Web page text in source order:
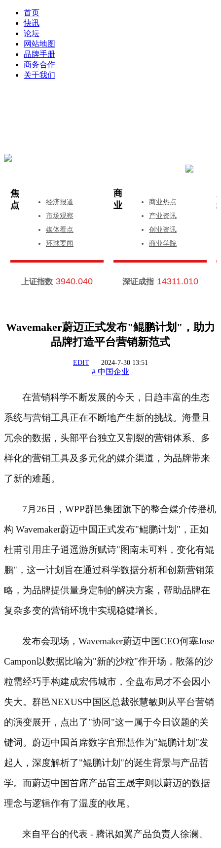
首页
快讯
论坛
网站地图
品牌手册
商务合作
关于我们
焦
点
经济报道
市场观察
媒体看点
环球要闻
商
业
商业热点
产业资讯
创业资讯
商业学院
上证指数 3940.040 深证成指 14311.010
Wavemaker蔚迈正式发布"鲲鹏计划"，助力
品牌打造平台营销新范式
EDIT 2024-7-30 13:51
# 中国企业
在营销科学不断发展的今天，日趋丰富的生态
系统与营销工具正在不断地产生新的挑战。海量且
冗余的数据，头部平台独立又割裂的营销体系、多
样化的营销工具及多元化的媒介渠道，为品牌带来
了新的难题。
7月26日，WPP群邑集团旗下的整合媒介传播机
构 Wavemaker蔚迈中国正式发布"鲲鹏计划"，正如
杜甫引用庄子逍遥游所赋诗"图南未可料，变化有鲲
鹏"，这一计划旨在通过科学数据分析和创新营销策
略，为品牌提供量身定制的解决方案，帮助品牌在
复杂多变的营销环境中实现稳健增长。
发布会现场，Wavemaker蔚迈中国CEO何塞Jose
Campon以数据比喻为"新的沙粒"作开场，散落的沙
粒需经巧手构建成宏伟城市，全盘布局才不会因小
失大。群邑NEXUS中国区总裁张慧敏则从平台营销
的演变展开，点出了"协同"这一属于今日议题的关
键词。蔚迈中国首席数字官邢慧作为"鲲鹏计划"发
起人，深度解析了"鲲鹏计划"的诞生背景与产品哲
学。而蔚迈中国首席产品官王晟宇则以蔚迈的数据
理念与逻辑作有了温度的收尾。
来自平台的代表 - 腾讯如翼产品负责人徐澜、